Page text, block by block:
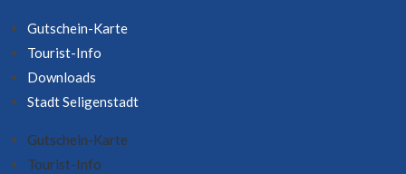
Gutschein-Karte
Tourist-Info
Downloads
Stadt Seligenstadt
Gutschein-Karte
Tourist-Info